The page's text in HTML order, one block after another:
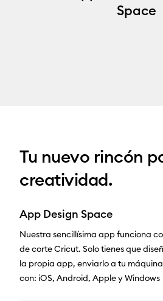
Space
Tu nuevo rincón
creatividad.
App Design Space
Nuestra sencillísima app funciona
de corte Cricut. Solo tienes que
la propia app, enviarlo a tu
con: iOS, Android, Apple y Windows